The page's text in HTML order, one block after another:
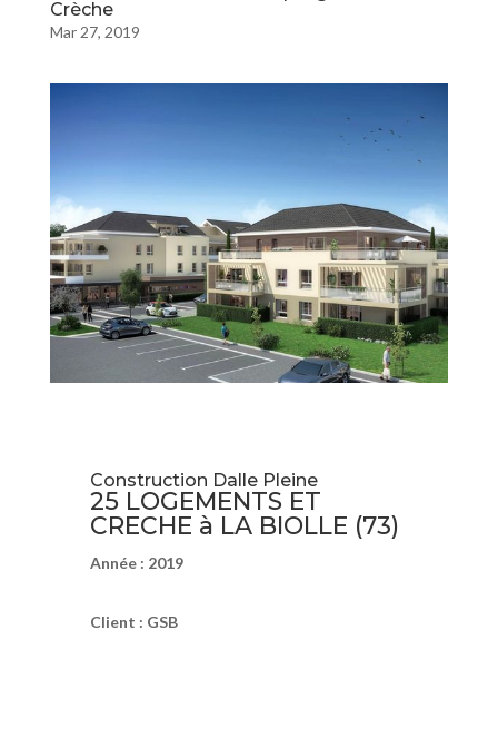
Crèche
Mar 27, 2019
Construction Dalle Pleine
25 LOGEMENTS ET
CRECHE à LA BIOLLE (73)
Année : 2019
Client : GSB